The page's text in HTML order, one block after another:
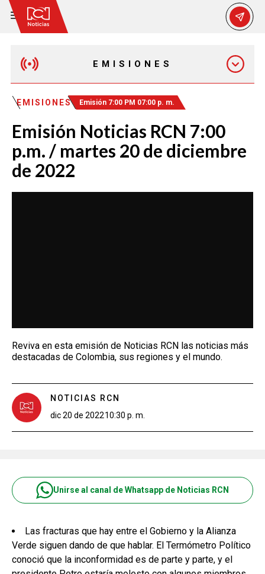
EMISIONES
EMISIÓN 12:30 PM
EMISIÓN 7:00 PM
EMISIONES Emisión 7:00 PM 07:00 p. m.
Emisión Noticias RCN 7:00
p.m. / martes 20 de diciembre
de 2022
Reviva en esta emisión de Noticias RCN las noticias más
destacadas de Colombia, sus regiones y el mundo.
NOTICIAS RCN
dic 20 de 202210:30 p. m.
Unirse al canal de Whatsapp de Noticias RCN
Las fracturas que hay entre el Gobierno y la Alianza
Verde siguen dando de que hablar. El Termómetro Político
conoció que la inconformidad es de parte y parte, y el